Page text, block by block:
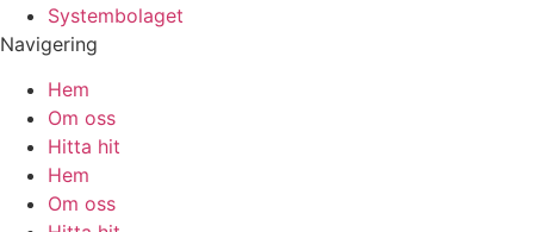
Systembolaget
Navigering
Hem
Om oss
Hitta hit
Hem
Om oss